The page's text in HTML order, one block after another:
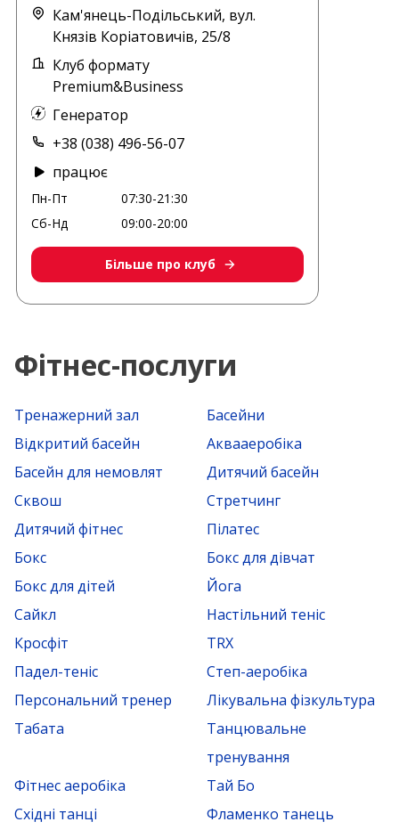
Кам'янець-Подільський, вул.
Князів Коріатовичів, 25/8
Клуб формату
Premium&Business
Генератор
+38 (038) 496-56-07
працює
Пн-Пт
07:30-21:30
Сб-Нд
09:00-20:00
Більше про клуб
Фітнес-послуги
Тренажерний зал
Басейни
Відкритий басейн
Аквааеробіка
Басейн для немовлят
Дитячий басейн
Сквош
Стретчинг
Дитячий фітнес
Пілатес
Бокс
Бокс для дівчат
Бокс для дітей
Йога
Сайкл
Настільний теніс
Кросфіт
TRX
Падел-теніс
Степ-аеробіка
Персональний тренер
Лікувальна фізкультура
Табата
Танцювальне
тренування
Фітнес аеробіка
Тай Бо
Східні танці
Фламенко танець